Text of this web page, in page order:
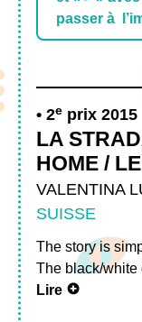
passer à
2e prix 2015
LA
HOME /
VALENTINA
SUISSE
The story is
The black/
Lire